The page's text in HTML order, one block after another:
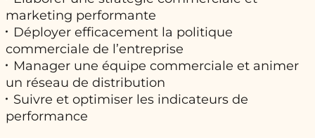
marketing performante
Déployer efficacement la politique
commerciale de l’entreprise
Manager une équipe commerciale et animer
un réseau de distribution
Suivre et optimiser les indicateurs de
performance